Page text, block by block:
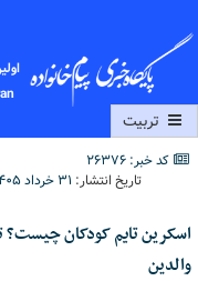
تربیت
کد خبر: 26376
تاریخ انتشار: ۳۱ خرداد ۱۴۰۵ - ۱۸:۲۰
اسکرین تایم کودکان چیست؟
والدین